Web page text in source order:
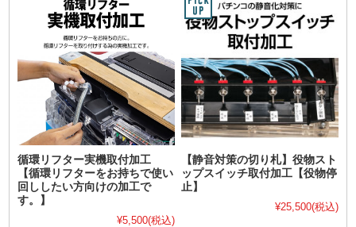
循環リフター実機取付加工
【循環リフターをお持ちで使い
回ししたい方向けの加工で
す。】
¥5,500(税込)
【静音対策の切り札】役物スト
ップスイッチ取付加工【役物停
止】
¥25,500(税込)